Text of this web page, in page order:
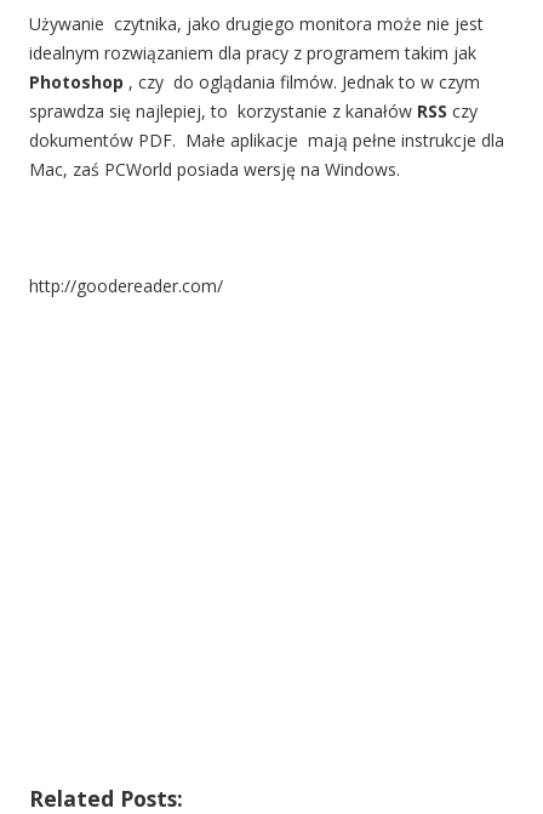
Używanie czytnika, jako drugiego monitora może nie jest
idealnym rozwiązaniem dla pracy z programem takim jak
Photoshop , czy do oglądania filmów. Jednak to w czym
sprawdza się najlepiej, to korzystanie z kanałów RSS czy
dokumentów PDF. Małe aplikacje mają pełne instrukcje dla
Mac, zaś PCWorld posiada wersję na Windows.
http://goodereader.com/
Related Posts: